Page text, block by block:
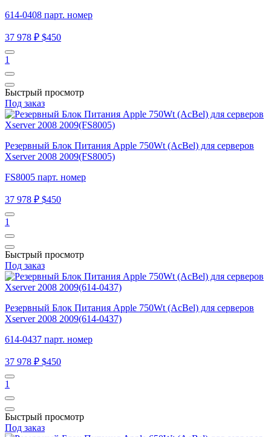
614-0408 парт. номер
37 978 ₽ $450
1
Быстрый просмотр
Под заказ
Резервный Блок Питания Apple 750Wt (AcBel) для серверов
Xserver 2008 2009(FS8005)
FS8005 парт. номер
37 978 ₽ $450
1
Быстрый просмотр
Под заказ
Резервный Блок Питания Apple 750Wt (AcBel) для серверов
Xserver 2008 2009(614-0437)
614-0437 парт. номер
37 978 ₽ $450
1
Быстрый просмотр
Под заказ